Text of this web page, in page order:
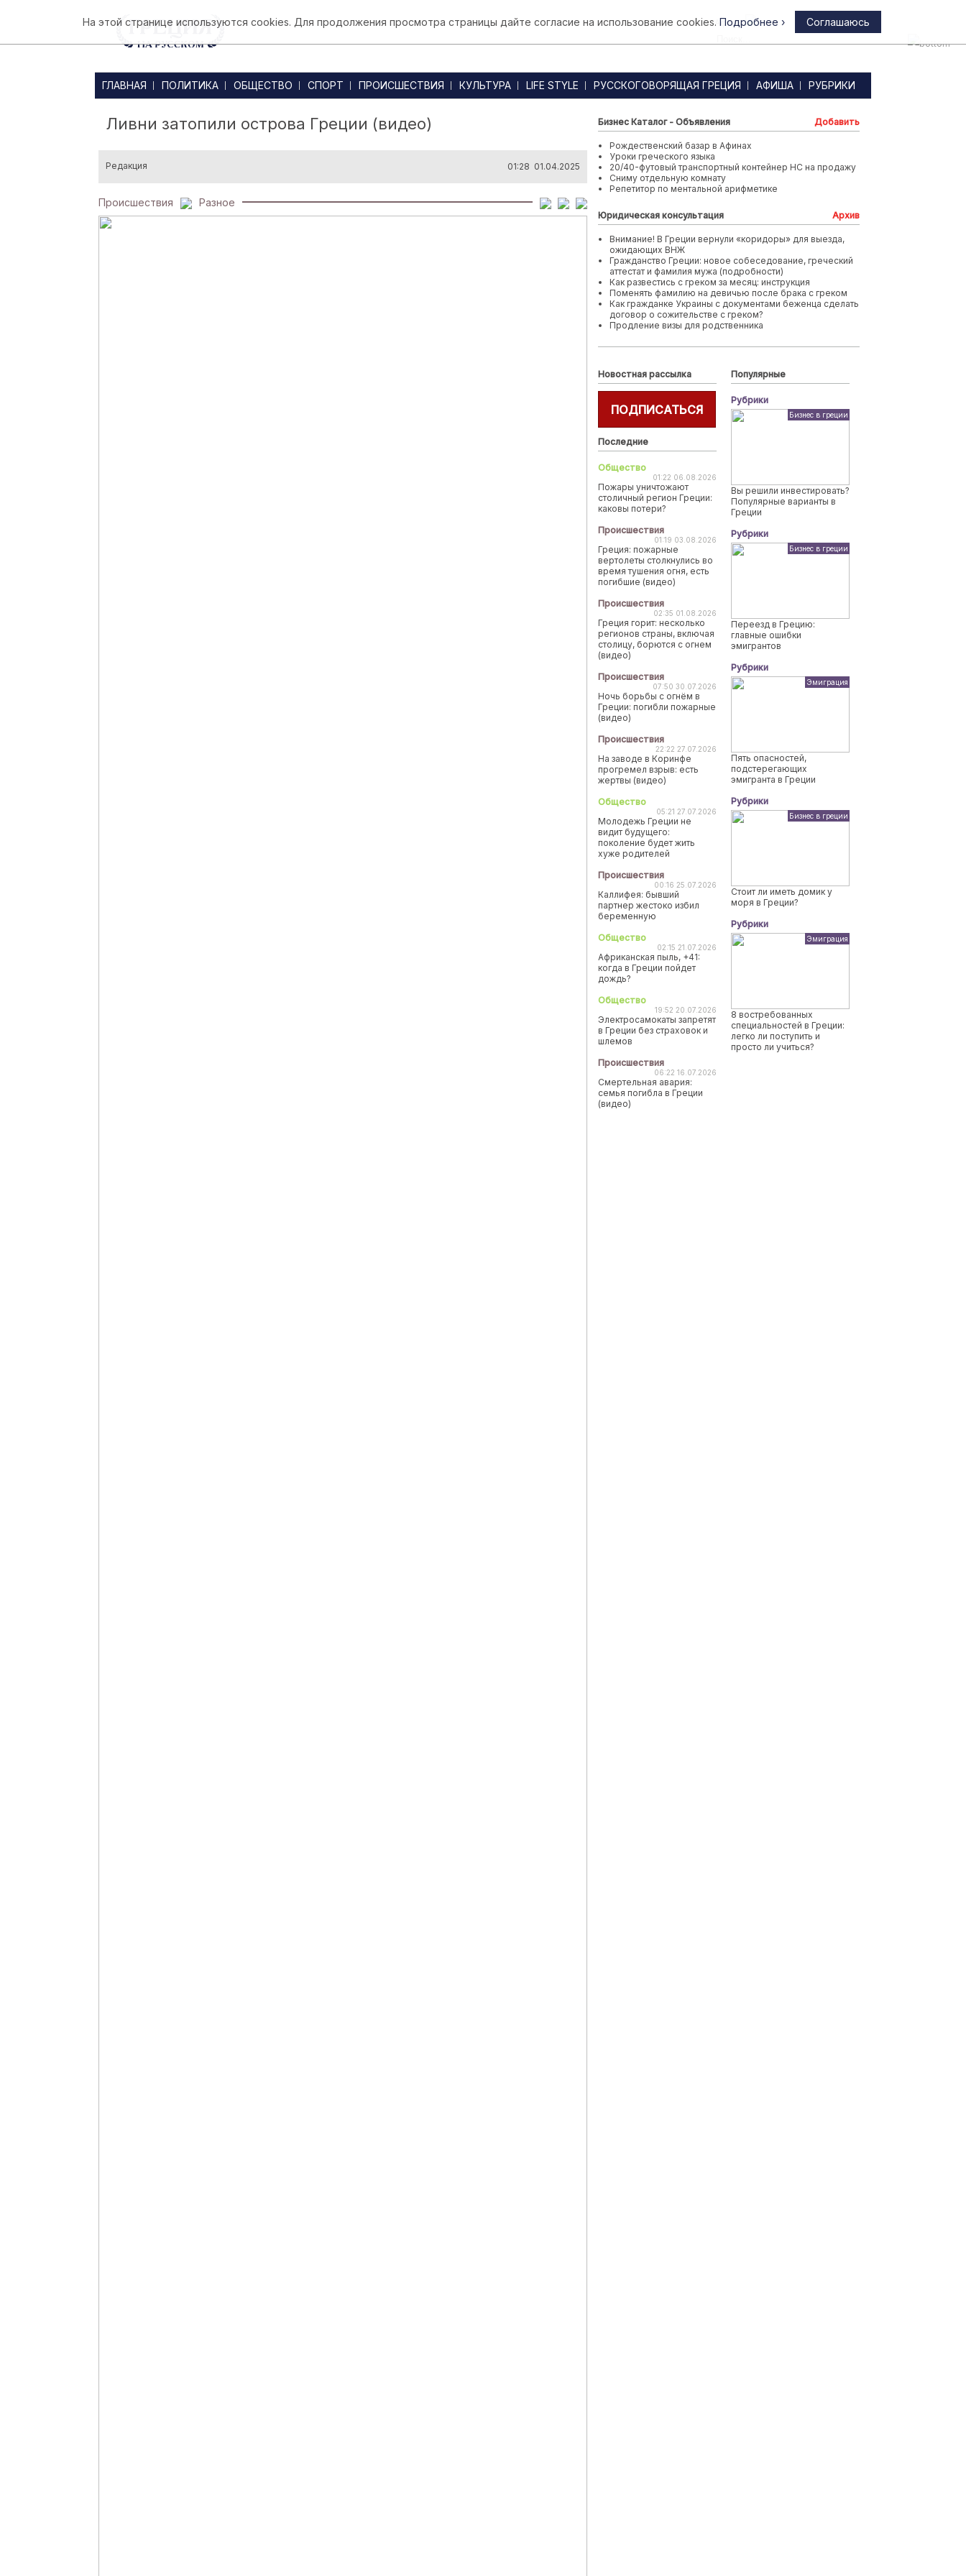
Афины
ГЛАВНАЯ ПОЛИТИКА ОБЩЕСТВО СПОРТ ПРОИСШЕСТВИЯ КУЛЬТУРА LIFE STYLE РУССКОГОВОРЯЩАЯ ГРЕЦИЯ АФИША РУБРИКИ
Ливни затопили острова Греции (видео)
Редакция 01:28 01.04.2025
Происшествия Разное
Бизнес Каталог - Объявления Добавить
Рождественский базар в Афинах
Уроки греческого языка
20/40-футовый транспортный контейнер HC на продажу
Сниму отдельную комнату
Репетитор по ментальной арифметике
Юридическая консультация Архив
Внимание! В Греции вернули «коридоры» для выезда,
ожидающих ВНЖ
Гражданство Греции: новое собеседование, греческий
аттестат и фамилия мужа (подробности)
Как развестись с греком за месяц: инструкция
Поменять фамилию на девичью после брака с греком
Как гражданке Украины с документами беженца сделать
договор о сожительстве с греком?
Продление визы для родственника
Новостная рассылка
ПОДПИСАТЬСЯ
Последние
Общество
01:22 06.08.2026
Пожары уничтожают
столичный регион Греции:
каковы потери?
Происшествия
01:19 03.08.2026
Греция: пожарные
вертолеты столкнулись во
время тушения огня, есть
погибшие (видео)
Происшествия
02:35 01.08.2026
Греция горит: несколько
регионов страны, включая
столицу, борются с огнем
(видео)
Происшествия
07:50 30.07.2026
Ночь борьбы с огнём в
Греции: погибли пожарные
(видео)
Происшествия
22:22 27.07.2026
На заводе в Коринфе
прогремел взрыв: есть
жертвы (видео)
Общество
05:21 27.07.2026
Молодежь Греции не
видит будущего:
поколение будет жить
хуже родителей
Происшествия
00:16 25.07.2026
Каллифея: бывший
партнер жестоко избил
беременную
Общество
02:15 21.07.2026
Африканская пыль, +41:
когда в Греции пойдет
дождь?
Общество
19:52 20.07.2026
Электросамокаты запретят
в Греции без страховок и
шлемов
Происшествия
06:22 16.07.2026
Смертельная авария:
семья погибла в Греции
(видео)
Популярные
Рубрики
Бизнес в греции
Вы решили инвестировать?
Популярные варианты в
Греции
Рубрики
Бизнес в греции
Переезд в Грецию:
главные ошибки
эмигрантов
Рубрики
Эмиграция
Пять опасностей,
подстерегающих
эмигранта в Греции
Рубрики
Бизнес в греции
Стоит ли иметь домик у
моря в Греции?
Рубрики
Эмиграция
8 востребованных
специальностей в Греции:
легко ли поступить и
просто ли учиться?
На этой странице используются cookies. Для продолжения просмотра страницы дайте согласие на использование cookies. Подробнее › Соглашаюсь